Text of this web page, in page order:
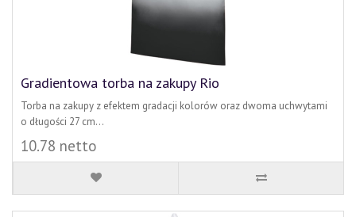
Gradientowa torba na zakupy Rio
Torba na zakupy z efektem gradacji kolorów oraz dwoma uchwytami
o długości 27 cm...
10.78 netto